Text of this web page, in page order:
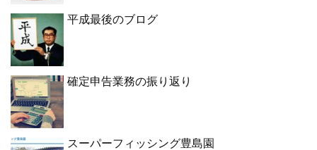
平成最後のブログ
確定申告業務の振り返り
スーパーフィッシング豊島園